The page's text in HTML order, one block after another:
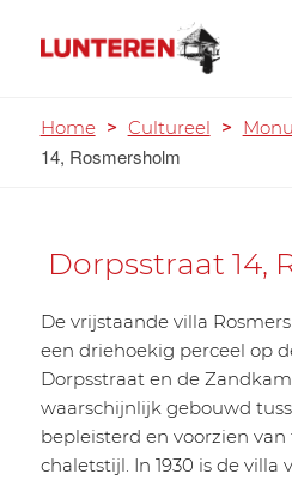
Home > Cultureel >
14, Rosmersholm
Dorpsstraat 14,
De vrijstaande villa
een driehoekig perceel op
Dorpsstraat en de
waarschijnlijk gebouwd
bepleisterd en voorzien
chaletstijl. In 1930 is de villa